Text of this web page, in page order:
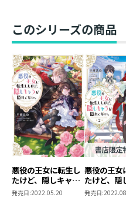
オレはずっとあなただけ
登場でも、二人の世界は
黒アサシンの年の差・偏愛
書き下ろし番外編＋コミ
収録！
著者について
●著者：早瀬黒絵
嬉しいことに３巻が発売
グッズとしてポストカー
実はかなりびっくりして
何はともあれ、３巻もお
このシリーズの商品
悪役の王女に転生し
たけど、隠しキャラ
が隠れてない。
発売日:2022.05.20
悪役の王女
たけど、隠
が隠れてな
発売日: